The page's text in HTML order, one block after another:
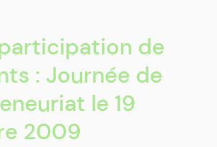
de
: Journée de
le 19
2009